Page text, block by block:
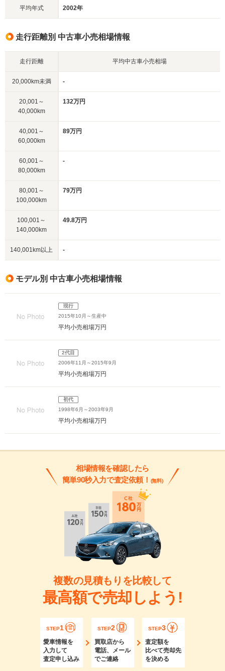
平均年式 2002年
走行距離別 中古車小売相場情報
走行距離 平均中古車小売相場
20,000km未満 -
20,001～
40,000km
132万円
40,001～
60,000km
89万円
60,001～
80,000km
-
80,001～
100,000km
79万円
100,001～
140,000km
49.8万円
140,001km以上 -
モデル別 中古車小売相場情報
現行
2015年10月～生産中
平均小売相場万円
2代目
2006年11月～2015年9月
平均小売相場万円
初代
1998年6月～2003年9月
平均小売相場万円
相場情報を確認したら
簡単90秒入力で査定依頼！ (無料)
複数の見積もりを比較して
最高額で売却しよう!
STEP1
愛車情報を
入力して
査定申し込み
STEP2
買取店から
電話、メール
でご連絡
STEP3
査定額を
比べて売却先
を決める